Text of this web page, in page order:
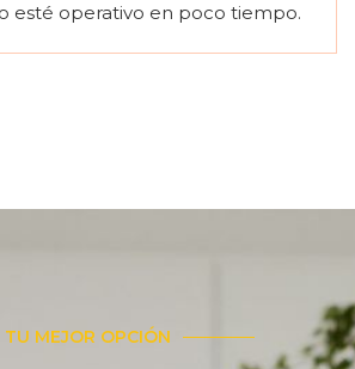
esté operativo en poco tiempo.
TU MEJOR OPCIÓN